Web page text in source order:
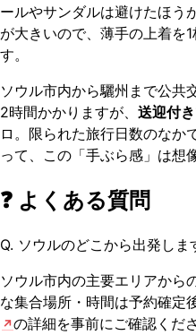
ールやサンダルは避けたほう
が大きいので、薄手の上着を
す。
ソウル市内から驪州まで公共
2時間かかりますが、 送迎付
ロ。限られた旅行日数のなか
って、この「手ぶら感」は想
❓ よくある質問
Q. ソウルのどこから出発しま
ソウル市内の主要エリアから
な集合場所・時間は予約確定
の詳細を事前にご確認くださ